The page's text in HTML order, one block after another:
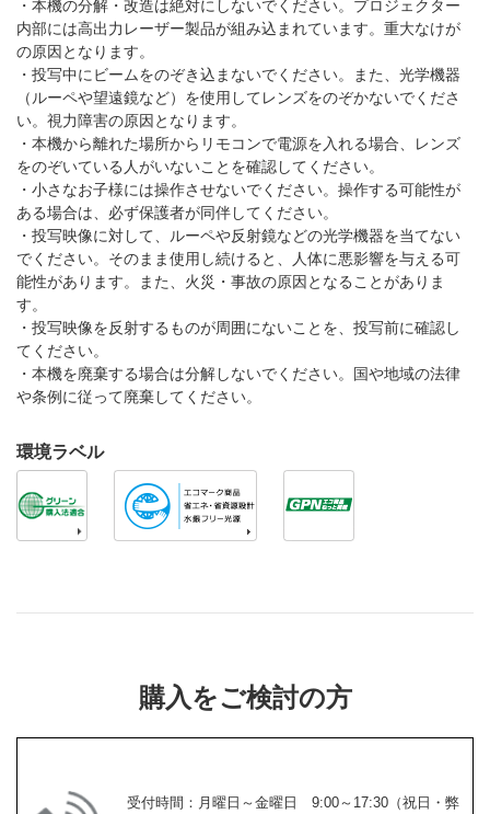
・本機の分解・改造は絶対にしないでください。プロジェクター
内部には高出力レーザー製品が組み込まれています。重大なけが
の原因となります。
・投写中にビームをのぞき込まないでください。また、光学機器
（ルーペや望遠鏡など）を使用してレンズをのぞかないでくださ
い。視力障害の原因となります。
・本機から離れた場所からリモコンで電源を入れる場合、レンズ
をのぞいている人がいないことを確認してください。
・小さなお子様には操作させないでください。操作する可能性が
ある場合は、必ず保護者が同伴してください。
・投写映像に対して、ルーペや反射鏡などの光学機器を当てない
でください。そのまま使用し続けると、人体に悪影響を与える可
能性があります。また、火災・事故の原因となることがありま
す。
・投写映像を反射するものが周囲にないことを、投写前に確認し
てください。
・本機を廃棄する場合は分解しないでください。国や地域の法律
や条例に従って廃棄してください。
環境ラベル
購入をご検討の方
受付時間：月曜日～金曜日 9:00～17:30（祝日・弊